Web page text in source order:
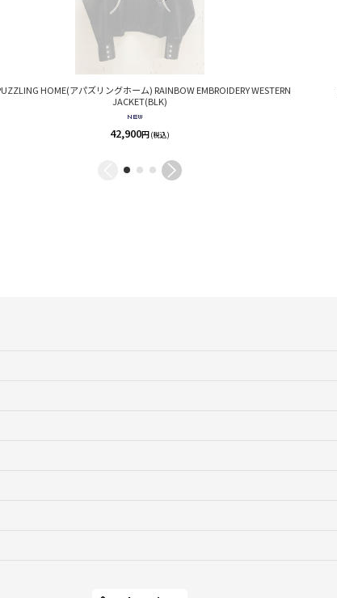
HOME(アパズリングホーム) RAINBOW EMBROIDERY WESTERN
JACKET(BLK)
42,900円(税込)